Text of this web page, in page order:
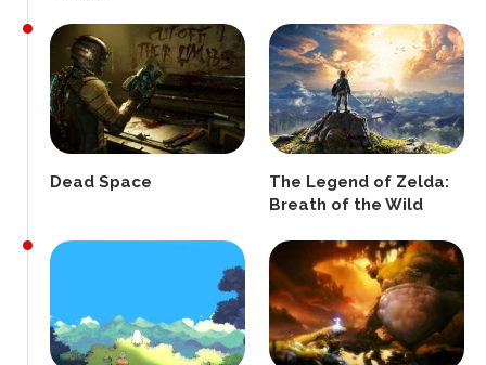
Dead Space
The Legend of Zelda:
Breath of the Wild